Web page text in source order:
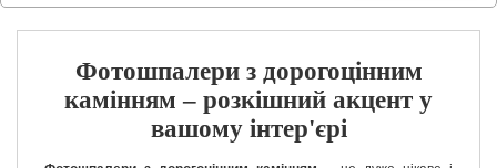
Фотошпалери з дорогоцінним
камінням – розкішний акцент у
вашому інтер'єрі